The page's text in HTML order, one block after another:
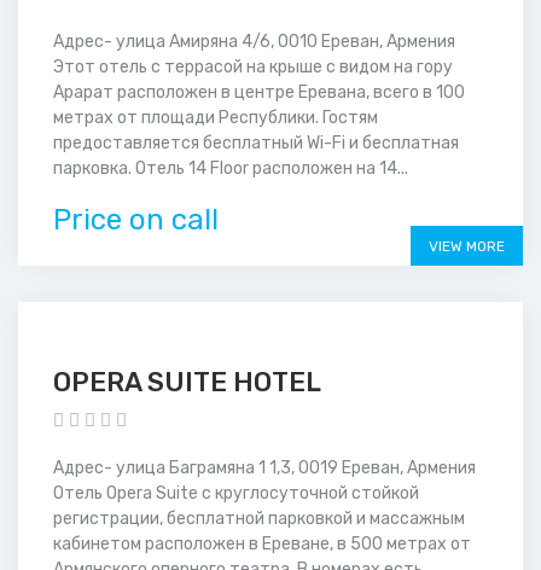
Адрес- улица Амиряна 4/6, 0010 Ереван, Армения
Этот отель с террасой на крыше с видом на гору
Арарат расположен в центре Еревана, всего в 100
метрах от площади Республики. Гостям
предоставляется бесплатный Wi-Fi и бесплатная
парковка. Отель 14 Floor расположен на 14...
Price on call
VIEW MORE
OPERA SUITE HOTEL
Адрес- улица Баграмяна 1 1,3, 0019 Ереван, Армения
Отель Opera Suite с круглосуточной стойкой
регистрации, бесплатной парковкой и массажным
кабинетом расположен в Ереване, в 500 метрах от